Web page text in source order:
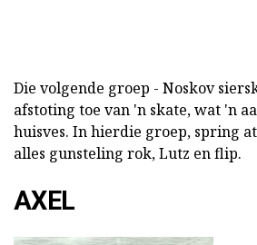
Die volgende groep - Noskov
afstoting toe van 'n skate, wat 'n
huisves. In hierdie groep, spring
alles gunsteling rok, Lutz en flip.
AXEL